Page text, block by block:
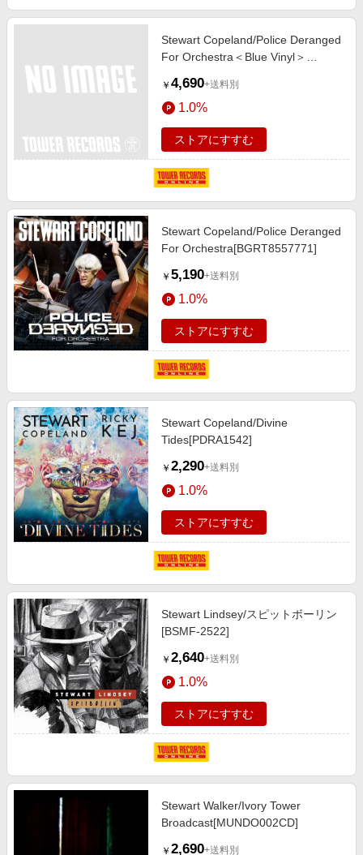
Stewart Copeland/Police Deranged
For Orchestra＜Blue Vinyl＞
￥ 4,690+送料別
1.0%
ストアにすすむ
Stewart Copeland/Police Deranged
For Orchestra[BGRT8557771]
￥ 5,190+送料別
1.0%
ストアにすすむ
Stewart Copeland/Divine
Tides[PDRA1542]
￥ 2,290+送料別
1.0%
ストアにすすむ
Stewart Lindsey/スピットボーリン
[BSMF-2522]
￥ 2,640+送料別
1.0%
ストアにすすむ
Stewart Walker/Ivory Tower
Broadcast[MUNDO002CD]
￥ 2,690+送料別